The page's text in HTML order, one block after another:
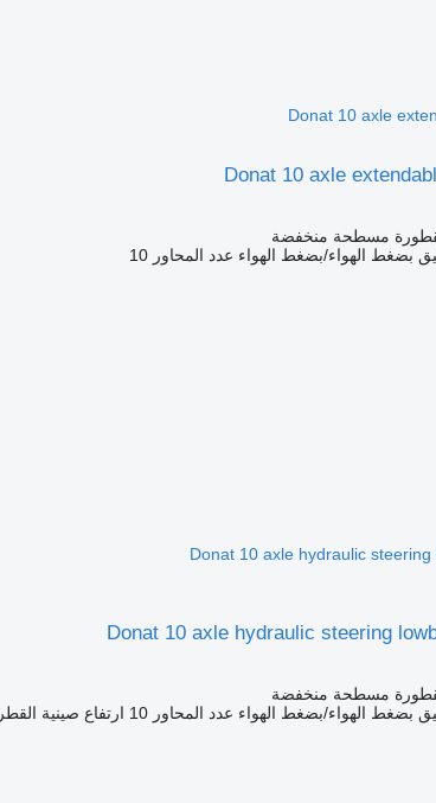
Donat 10 axle
Donat 10 axle
مسطحة منخفضة
بضغط الهواء/بضغط الهواء عدد المحاور 10
Donat 10 axle hydraulic
Donat 10 axle hydraulic steering
مسطحة منخفضة
بضغط الهواء/بضغط الهواء عدد المحاور 10 ارتفاع صينية القطر